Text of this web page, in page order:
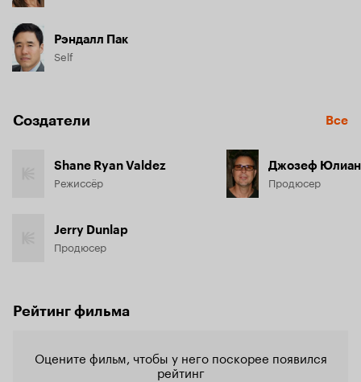
Рэндалл Пак
Self
Создатели Все
Shane Ryan Valdez
Режиссёр
Jerry Dunlap
Продюсер
Джозеф
Продюсер
Рейтинг фильма
Оцените фильм, чтобы у него поскорее появился
рейтинг